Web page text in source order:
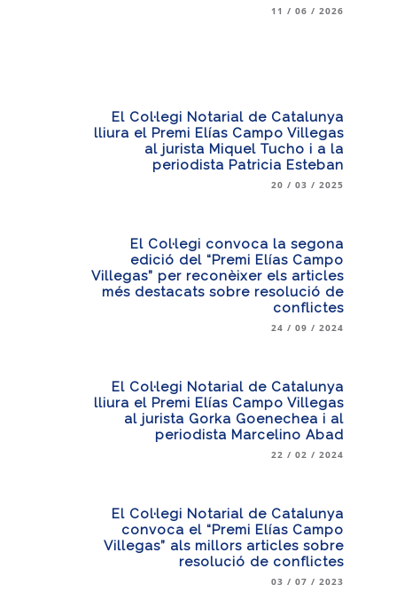
11 / 06 / 2026
El Col·legi Notarial de Catalunya
lliura el Premi Elías Campo Villegas
al jurista Miquel Tucho i a la
periodista Patricia Esteban
20 / 03 / 2025
El Col·legi convoca la segona
edició del “Premi Elías Campo
Villegas” per reconèixer els articles
més destacats sobre resolució de
conflictes
24 / 09 / 2024
El Col·legi Notarial de Catalunya
lliura el Premi Elías Campo Villegas
al jurista Gorka Goenechea i al
periodista Marcelino Abad
22 / 02 / 2024
El Col·legi Notarial de Catalunya
convoca el “Premi Elías Campo
Villegas” als millors articles sobre
resolució de conflictes
03 / 07 / 2023